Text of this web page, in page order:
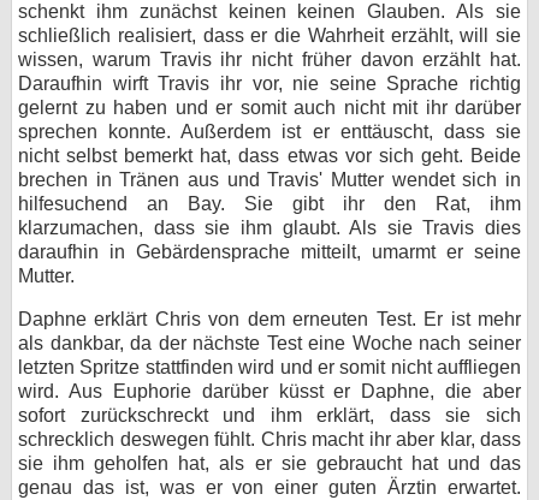
schenkt ihm zunächst keinen keinen Glauben. Als sie
schließlich realisiert, dass er die Wahrheit erzählt, will sie
wissen, warum Travis ihr nicht früher davon erzählt hat.
Daraufhin wirft Travis ihr vor, nie seine Sprache richtig
gelernt zu haben und er somit auch nicht mit ihr darüber
sprechen konnte. Außerdem ist er enttäuscht, dass sie
nicht selbst bemerkt hat, dass etwas vor sich geht. Beide
brechen in Tränen aus und Travis' Mutter wendet sich in
hilfesuchend an Bay. Sie gibt ihr den Rat, ihm
klarzumachen, dass sie ihm glaubt. Als sie Travis dies
daraufhin in Gebärdensprache mitteilt, umarmt er seine
Mutter.
Daphne erklärt Chris von dem erneuten Test. Er ist mehr
als dankbar, da der nächste Test eine Woche nach seiner
letzten Spritze stattfinden wird und er somit nicht auffliegen
wird. Aus Euphorie darüber küsst er Daphne, die aber
sofort zurückschreckt und ihm erklärt, dass sie sich
schrecklich deswegen fühlt. Chris macht ihr aber klar, dass
sie ihm geholfen hat, als er sie gebraucht hat und das
genau das ist, was er von einer guten Ärztin erwartet.